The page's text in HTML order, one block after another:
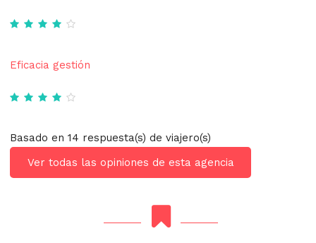
Eficacia gestión
Basado en 14 respuesta(s) de viajero(s)
Ver todas las opiniones de esta agencia